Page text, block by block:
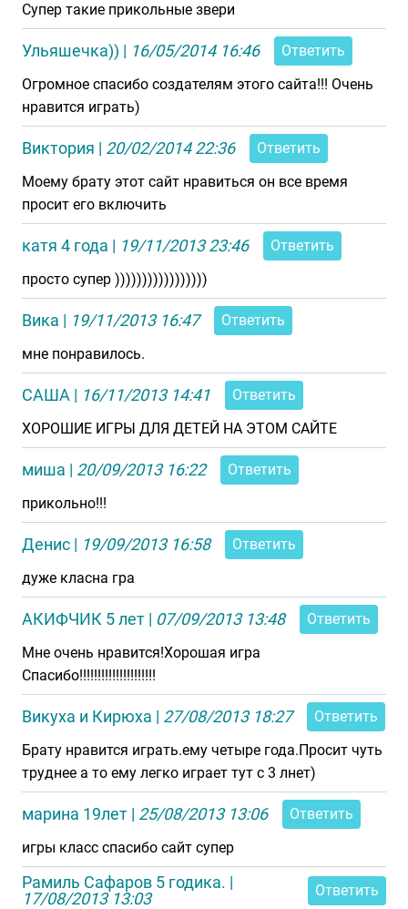
Супер такие прикольные звери
Ульяшечка)) | 16/05/2014 16:46
Ответить
Огромное спасибо создателям этого сайта!!! Очень
нравится играть)
Виктория | 20/02/2014 22:36
Ответить
Моему брату этот сайт нравиться он все время
просит его включить
катя 4 года | 19/11/2013 23:46
Ответить
просто супер )))))))))))))))))
Вика | 19/11/2013 16:47
Ответить
мне понравилось.
САША | 16/11/2013 14:41
Ответить
ХОРОШИЕ ИГРЫ ДЛЯ ДЕТЕЙ НА ЭТОМ САЙТЕ
миша | 20/09/2013 16:22
Ответить
прикольно!!!
Денис | 19/09/2013 16:58
Ответить
дуже класна гра
АКИФЧИК 5 лет | 07/09/2013 13:48
Ответить
Мне очень нравится!Хорошая игра
Спасибо!!!!!!!!!!!!!!!!!!!!!
Викуха и Кирюха | 27/08/2013 18:27
Ответить
Брату нравится играть.ему четыре года.Просит чуть
труднее а то ему легко играет тут с 3 лнет)
марина 19лет | 25/08/2013 13:06
Ответить
игры класс спасибо сайт супер
Рамиль Сафаров 5 годика. |
17/08/2013 13:03
Ответить